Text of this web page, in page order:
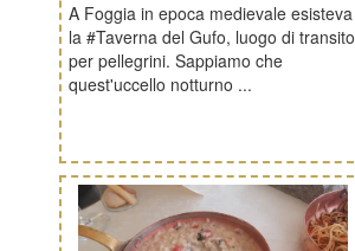
A Foggia in epoca medievale esisteva
la #Taverna del Gufo, luogo di transito
per pellegrini. Sappiamo che
quest'uccello notturno ...